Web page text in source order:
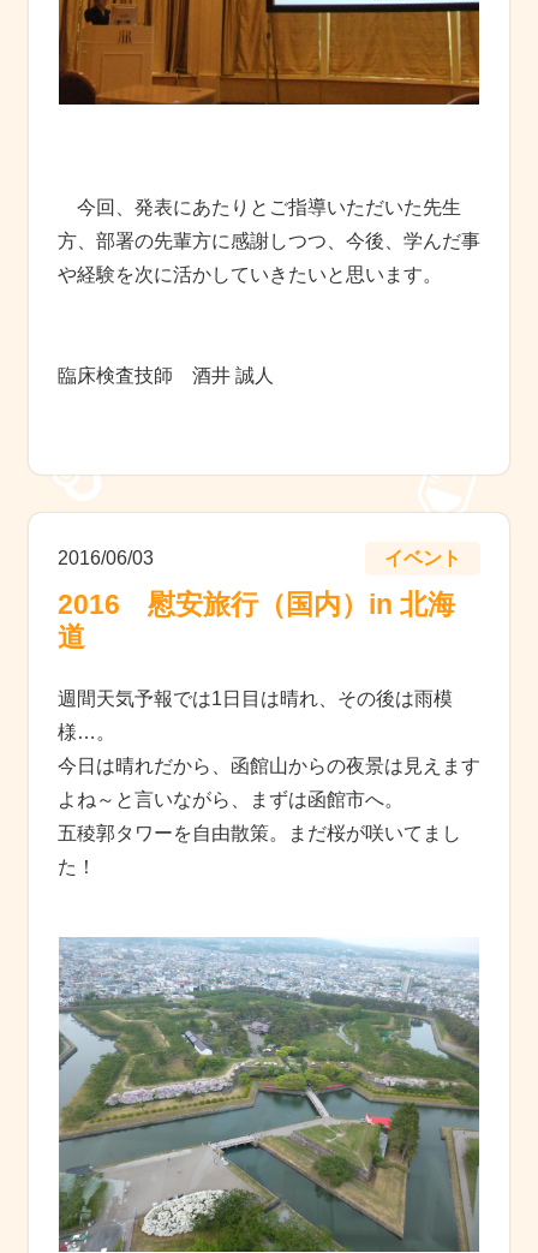
今回、発表にあたりとご指導いただいた先生
方、部署の先輩方に感謝しつつ、今後、学んだ事
や経験を次に活かしていきたいと思います。
臨床検査技師 酒井 誠人
イベント
2016/06/03
2016 慰安旅行（国内）in 北海
道
週間天気予報では1日目は晴れ、その後は雨模
様…。
今日は晴れだから、函館山からの夜景は見えます
よね～と言いながら、まずは函館市へ。
五稜郭タワーを自由散策。まだ桜が咲いてまし
た！